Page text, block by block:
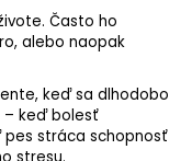
Často ho
alebo naopak
keď sa dlhodobo
– keď bolesť
stráca schopnosť
stresu.